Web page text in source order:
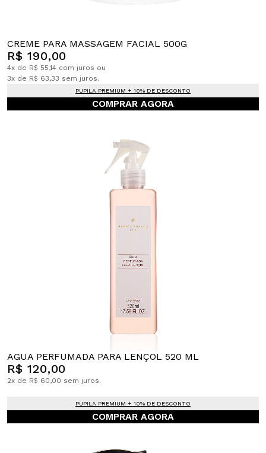
CREME PARA MASSAGEM FACIAL 500G
R$ 190,00
4x de R$ 55,14 com juros ou
3x de R$ 63,33 sem juros.
PUPILA PREMIUM + 10% DE DESCONTO
COMPRAR AGORA
AGUA PERFUMADA PARA LENÇOL 520 ML
R$ 120,00
2x de R$ 60,00 sem juros.
PUPILA PREMIUM + 10% DE DESCONTO
COMPRAR AGORA